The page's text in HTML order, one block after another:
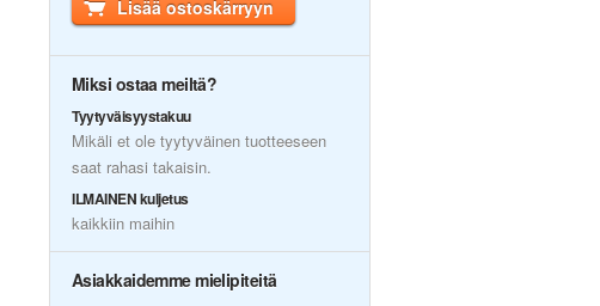
Lisää ostoskärryyn
Miksi ostaa meiltä?
Tyytyväisyystakuu
Mikäli et ole tyytyväinen tuotteeseen
saat rahasi takaisin.
ILMAINEN kuljetus
kaikkiin maihin
Asiakkaidemme mielipiteitä